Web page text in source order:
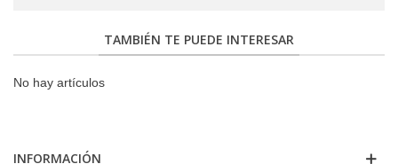
TAMBIÉN TE PUEDE INTERESAR
No hay artículos
INFORMACIÓN